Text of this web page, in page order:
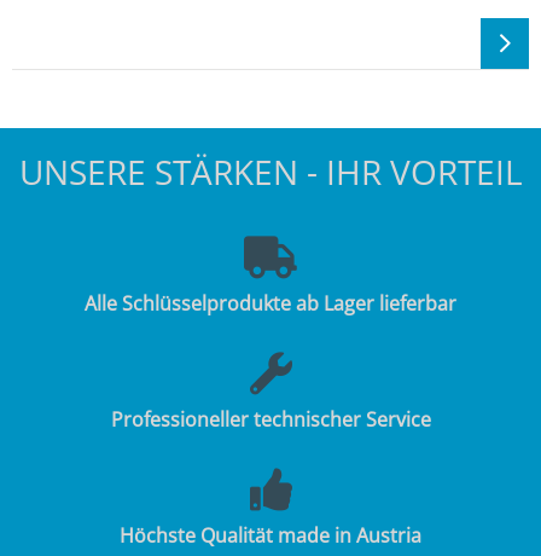
UNSERE STÄRKEN - IHR VORTEIL
Alle Schlüsselprodukte ab Lager lieferbar
Professioneller technischer Service
Höchste Qualität made in Austria